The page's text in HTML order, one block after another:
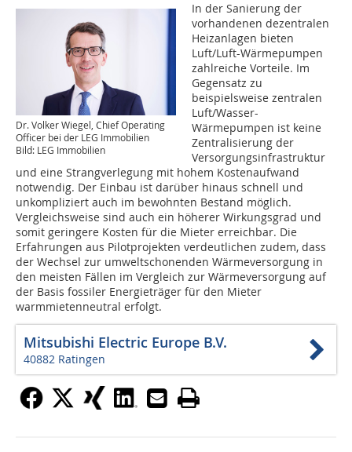
Dr. Volker Wiegel, Chief Operating
Officer bei der LEG Immobilien
Bild: LEG Immobilien
In der Sanierung der
vorhandenen dezentralen
Heizanlagen bieten
Luft/Luft-Wärmepumpen
zahlreiche Vorteile. Im
Gegensatz zu
beispielsweise zentralen
Luft/Wasser-
Wärmepumpen ist keine
Zentralisierung der
Versorgungsinfrastruktur
und eine Strangverlegung mit hohem Kostenaufwand
notwendig. Der Einbau ist darüber hinaus schnell und
unkompliziert auch im bewohnten Bestand möglich.
Vergleichsweise sind auch ein höherer Wirkungsgrad und
somit geringere Kosten für die Mieter erreichbar. Die
Erfahrungen aus Pilotprojekten verdeutlichen zudem, dass
der Wechsel zur umweltschonenden Wärmeversorgung in
den meisten Fällen im Vergleich zur Wärmeversorgung auf
der Basis fossiler Energieträger für den Mieter
warmmietenneutral erfolgt.
Mitsubishi Electric Europe B.V.
40882 Ratingen